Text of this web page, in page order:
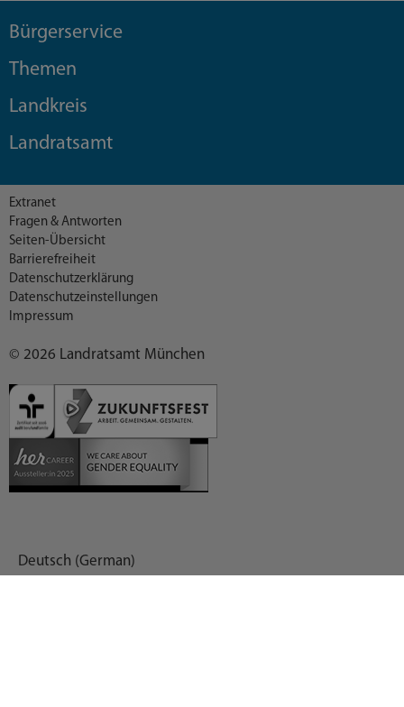
Bürgerservice
Themen
Landkreis
Landratsamt
© 2026 Landratsamt München
Extranet
Fragen & Antworten
Seiten-Übersicht
Barrierefreiheit
Datenschutzerklärung
Datenschutzeinstellungen
Impressum
Deutsch (German)